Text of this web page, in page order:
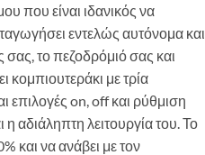
που είναι ιδανικός να
εντελώς αυτόνομα και
σας, το πεζοδρόμιό σας και
κομπιουτεράκι με τρία
επιλογές on, off και ρύθμιση
αδιάληπτη λειτουργία του. Το
και να ανάβει με τον